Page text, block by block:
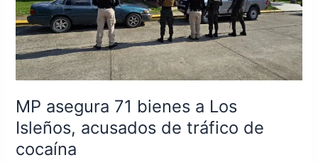
MP asegura 71 bienes a Los
Isleños, acusados de tráfico de
cocaína
de
tráfico
de
cocaína